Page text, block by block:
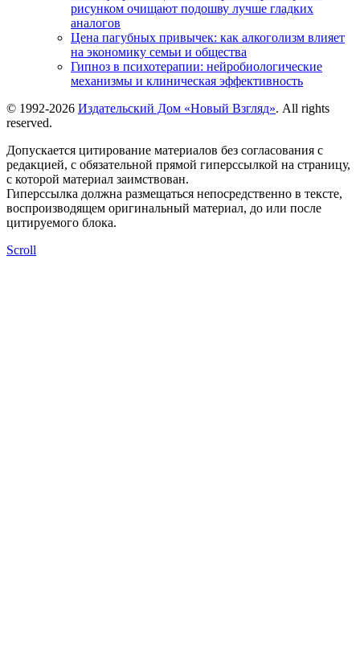
рисунком очищают подошву лучше гладких
аналогов
Цена пагубных привычек: как алкоголизм влияет
на экономику семьи и общества
Гипноз в психотерапии: нейробиологические
механизмы и клиническая эффективность
© 1992-2026 Издательский Дом «Новый Взгляд». All rights
reserved.
Допускается цитирование материалов без согласования с
редакцией, с обязательной прямой гиперссылкой на страницу,
с которой материал заимствован.
Гиперссылка должна размещаться непосредственно в тексте,
воспроизводящем оригинальный материал, до или после
цитируемого блока.
Scroll